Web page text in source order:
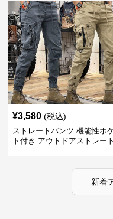
¥3,580 (税込)
ストレートパンツ 機能性ポ
ト付き アウトドアストレー
新着